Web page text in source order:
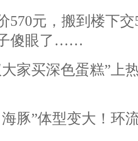
570元，搬到楼下
傻眼了……
家买深色蛋糕”上
豚”体型变大！环